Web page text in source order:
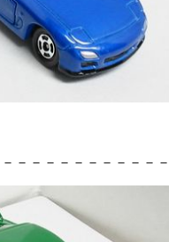
－－－－－－－－－